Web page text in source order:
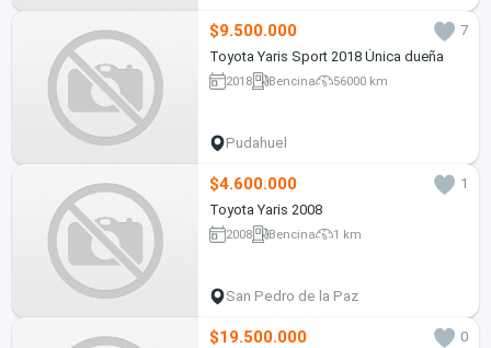
$9.500.000
7
Toyota Yaris Sport 2018 Única dueña
2018 Bencina 56000 km
Pudahuel
$4.600.000
1
Toyota Yaris 2008
2008 Bencina 1 km
San Pedro de la Paz
$19.500.000 0